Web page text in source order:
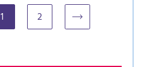
1(current)2